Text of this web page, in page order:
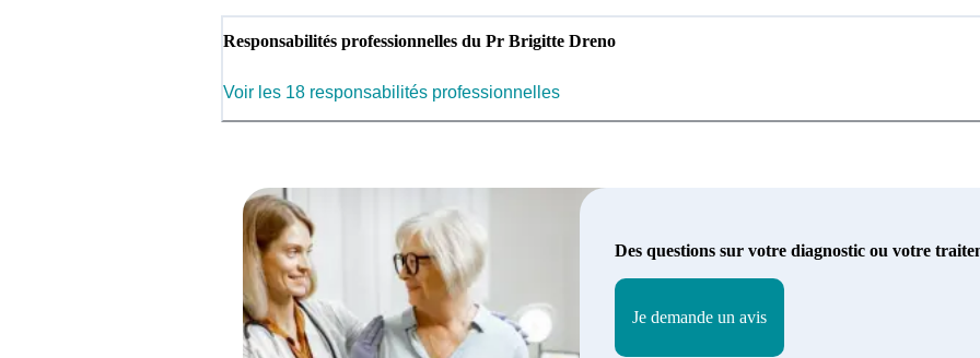
Responsabilités professionnelles du Pr Brigitte Dreno
Voir les 18 responsabilités professionnelles
Des questions sur votre diagnostic ou votre
Je demande un avis